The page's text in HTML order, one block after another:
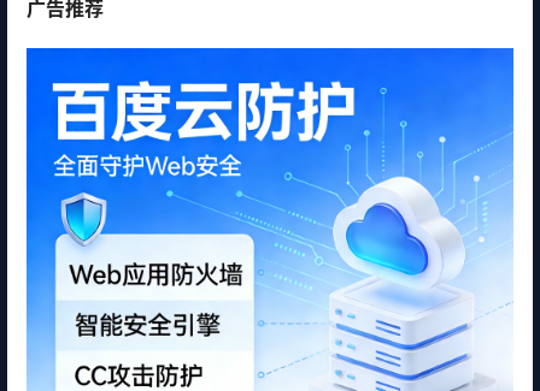
广告推荐